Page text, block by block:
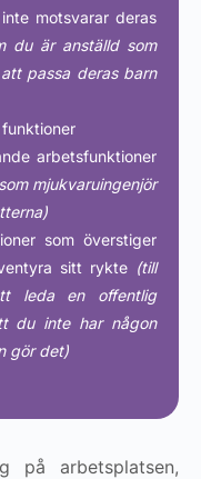
motsvarar deras
du är anställd som
passa deras barn
arbetsfunktioner
mjukvaruingenjör
som överstiger
sitt rykte (till
leda en offentlig
du inte har någon
gör det)
på arbetsplatsen,